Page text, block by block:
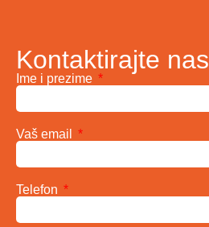
Kontaktirajte nas
Ime i prezime
Vaš email
Telefon